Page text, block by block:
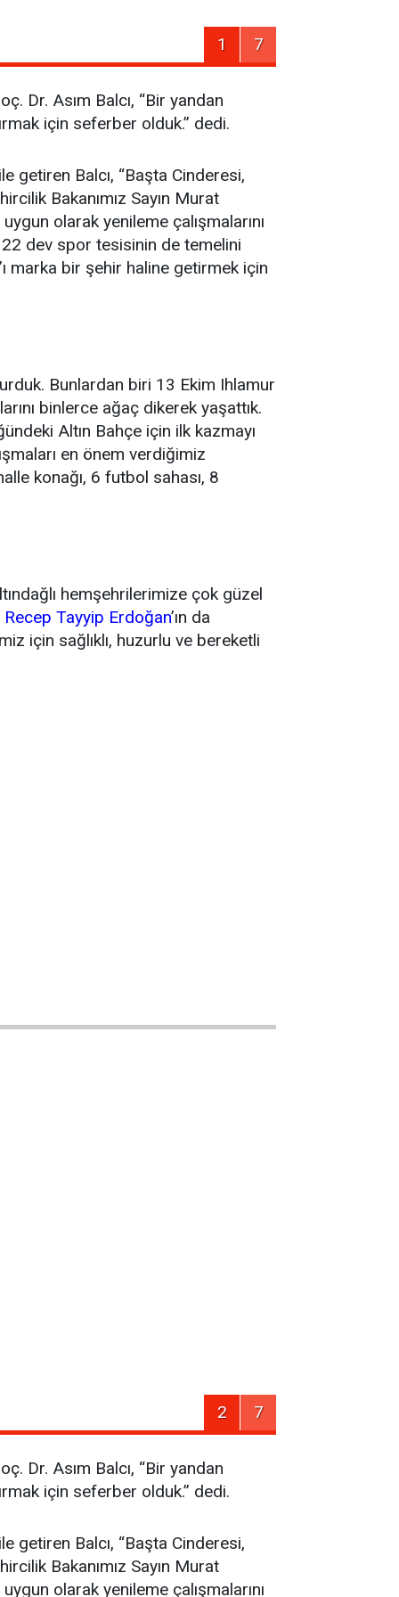
1 7
Dr. Asım Balcı, “Bir yandan
için seferber olduk.” dedi.
getiren Balcı, “Başta Cinderesi,
Bakanımız Sayın Murat
olarak yenileme çalışmalarını
22 dev spor tesisinin de temelini
marka bir şehir haline getirmek için
Bunlardan biri 13 Ekim Ihlamur
binlerce ağaç dikerek yaşattık.
Altın Bahçe için ilk kazmayı
en önem verdiğimiz
konağı, 6 futbol sahası, 8
hemşehrilerimize çok güzel
Recep Tayyip Erdoğan’ın da
için sağlıklı, huzurlu ve bereketli
2 7
Dr. Asım Balcı, “Bir yandan
için seferber olduk.” dedi.
getiren Balcı, “Başta Cinderesi,
Bakanımız Sayın Murat
olarak yenileme çalışmalarını